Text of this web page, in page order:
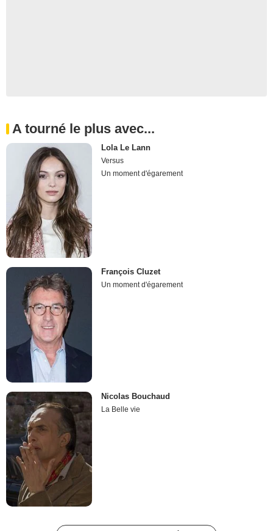
A tourné le plus avec...
Lola Le Lann
Versus
Un moment d'égarement
François Cluzet
Un moment d'égarement
Nicolas Bouchaud
La Belle vie